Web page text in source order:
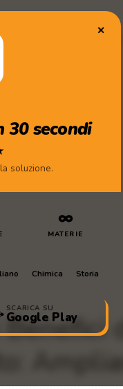
✕
30 secondi
soluzione.
∞
MATERIE
Chimica Storia
SCARICA SU
Google Play